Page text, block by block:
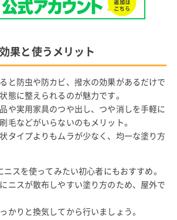
果と使うメリット
と防虫や防カビ、撥水の効果があるだけで
態に整えられるのが魅力です。
や実用家具のつや出し、つや消しを手軽に
毛などがいらないのもメリット。
タイプよりもムラが少なく、均一な塗り方
ニスを使ってみたい初心者にもおすすめ。
ニスが散布しやすい塗り方のため、屋外で
かりと換気してから行いましょう。